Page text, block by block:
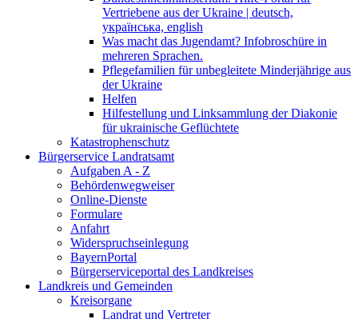
Vertriebene aus der Ukraine | deutsch,
українська, english
Was macht das Jugendamt? Infobroschüre in
mehreren Sprachen.
Pflegefamilien für unbegleitete Minderjährige aus
der Ukraine
Helfen
Hilfestellung und Linksammlung der Diakonie
für ukrainische Geflüchtete
Katastrophenschutz
Bürgerservice Landratsamt
Aufgaben A - Z
Behördenwegweiser
Online-Dienste
Formulare
Anfahrt
Widerspruchseinlegung
BayernPortal
Bürgerserviceportal des Landkreises
Landkreis und Gemeinden
Kreisorgane
Landrat und Vertreter